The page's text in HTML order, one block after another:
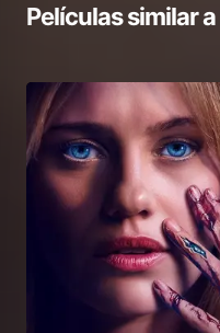
Películas similar a